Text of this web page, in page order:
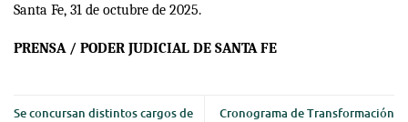
Santa Fe, 31 de octubre de 2025.
PRENSA / PODER JUDICIAL DE SANTA FE
Se concursan distintos cargos de
Cronograma de Transformación